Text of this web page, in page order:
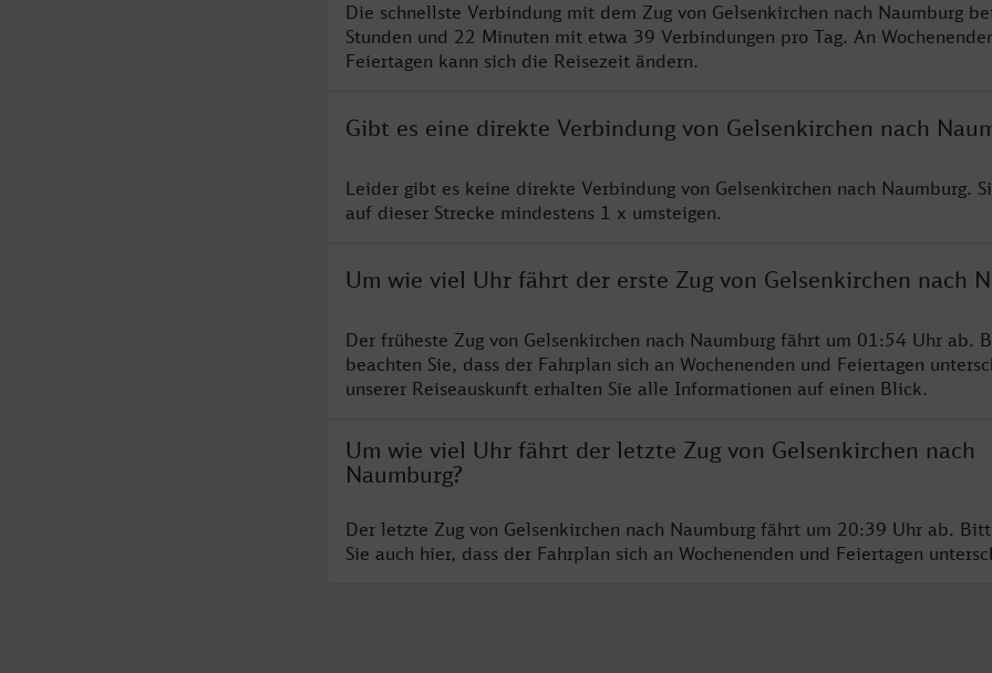
Die schnellste Verbindung mit dem Zug von Gelsenkirchen nach Naumburg
Stunden und 22 Minuten mit etwa 39 Verbindungen pro Tag. An
Feiertagen kann sich die Reisezeit ändern.
Gibt es eine direkte Verbindung von Gelsenkirchen nach
Leider gibt es keine direkte Verbindung von Gelsenkirchen nach Naumburg.
auf dieser Strecke mindestens 1 x umsteigen.
Um wie viel Uhr fährt der erste Zug von Gelsenkirchen nach
Der früheste Zug von Gelsenkirchen nach Naumburg fährt um 01:54 Uhr ab.
beachten Sie, dass der Fahrplan sich an Wochenenden und Feiertagen
unserer Reiseauskunft erhalten Sie alle Informationen auf einen Blick.
Um wie viel Uhr fährt der letzte Zug von Gelsenkirchen nach
Naumburg?
Der letzte Zug von Gelsenkirchen nach Naumburg fährt um 20:39 Uhr ab.
Sie auch hier, dass der Fahrplan sich an Wochenenden und Feiertagen